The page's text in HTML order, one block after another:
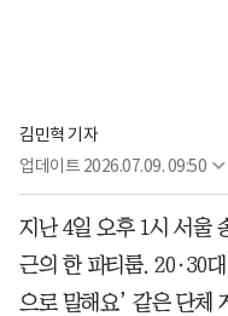
김민혁 기자
업데이트 2026.07.09. 09:50
지난 4일 오후 1시 서울
근의 한 파티룸. 20·30
으로 말해요’ 같은 단체